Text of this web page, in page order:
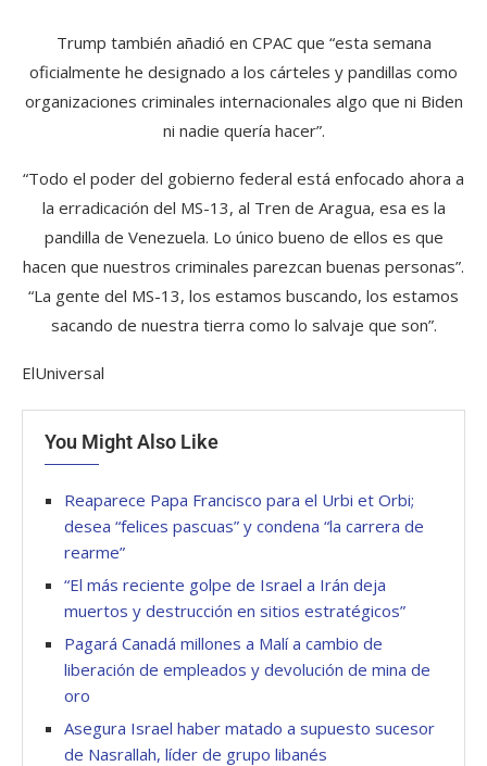
Trump también añadió en CPAC que “esta semana
oficialmente he designado a los cárteles y pandillas como
organizaciones criminales internacionales algo que ni Biden
ni nadie quería hacer”.
“Todo el poder del gobierno federal está enfocado ahora a
la erradicación del MS-13, al Tren de Aragua, esa es la
pandilla de Venezuela. Lo único bueno de ellos es que
hacen que nuestros criminales parezcan buenas personas”.
“La gente del MS-13, los estamos buscando, los estamos
sacando de nuestra tierra como lo salvaje que son”.
ElUniversal
You Might Also Like
Reaparece Papa Francisco para el Urbi et Orbi;
desea “felices pascuas” y condena “la carrera de
rearme”
“El más reciente golpe de Israel a Irán deja
muertos y destrucción en sitios estratégicos”
Pagará Canadá millones a Malí a cambio de
liberación de empleados y devolución de mina de
oro
Asegura Israel haber matado a supuesto sucesor
de Nasrallah, líder de grupo libanés